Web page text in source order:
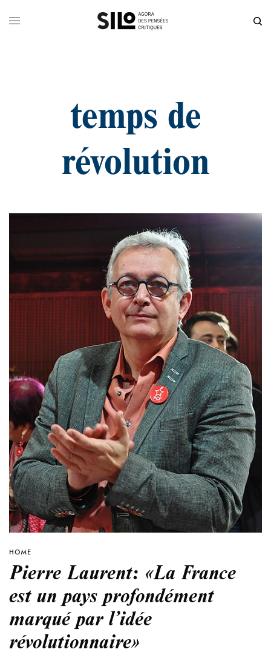
temps de
révolution
HOME
Pierre Laurent: «La France
est un pays profondément
marqué par l’idée
révolutionnaire»